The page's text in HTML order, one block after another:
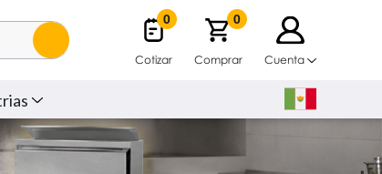
0
Cotizar
0
Comprar Cuenta